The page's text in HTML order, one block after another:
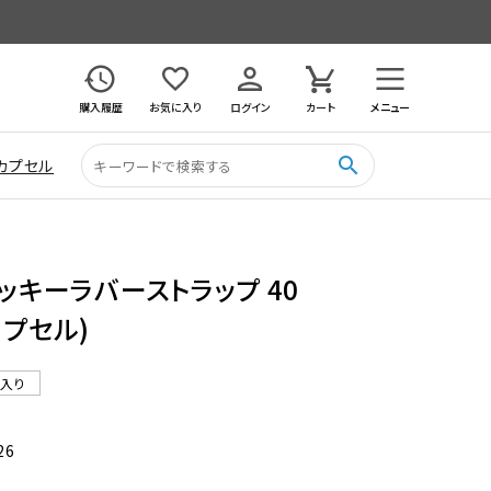
購入履歴
お気に入り ログイン カート メニュー
プセル search
キーラバーストラップ 40
セル)
り